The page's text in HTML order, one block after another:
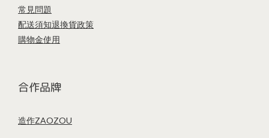
常見問題
配送須知退換貨政策
購物金使用
合作品牌
造作ZAOZOU